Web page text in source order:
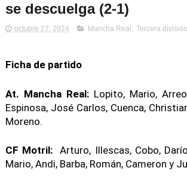
se descuelga (2-1)
octubre 27, 2024 Mancha Real , Tercera división
Ficha de partido
At. Mancha Real:Lopito, Mario,
Espinosa, José Carlos, Cuenca,
Moreno.
CF Motril: Arturo, Illescas, Cobo,
Mario, Andi, Barba, Román, Cameron y